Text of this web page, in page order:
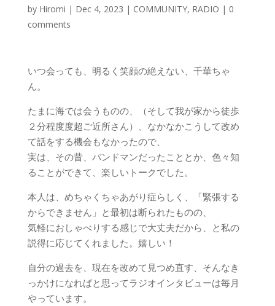
by Hiromi | Dec 4, 2023 | COMMUNITY, RADIO | 0
comments
いつ会っても、明るく笑顔の絶えない、千華ちゃ
ん。
たまに海では会うものの、（そして我が家から徒歩
２分程度度超ご近所さん）、なかなかこうして改め
て話をする機会もなかったので、
実は、その昔、バンドマンだったこととか、色々知
ることができて、楽しいトークでした。
本人は、めちゃくちゃあがり症らしく、「緊張する
からできません」と最初は断られたものの、
気軽におしゃべりする感じで大丈夫だから、と私の
説得に応じてくれました。嬉しい！
自分の過去を、現在を改めて見つめ直す、そんなき
っかけになればと思ってラジオインタビューは毎月
やっています。